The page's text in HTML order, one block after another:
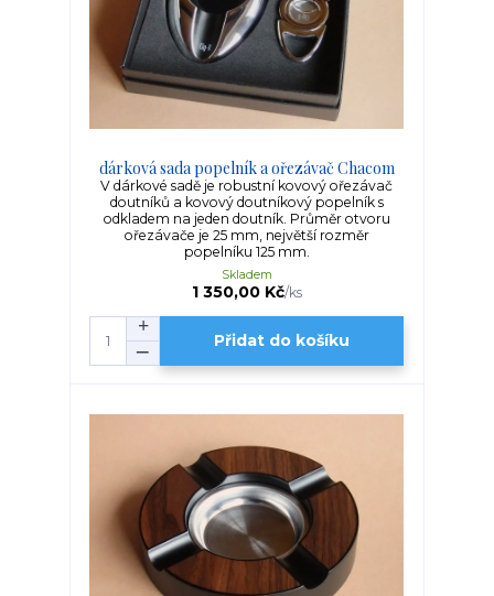
dárková sada popelník a ořezávač Chacom
V dárkové sadě je robustní kovový ořezávač
doutníků a kovový doutníkový popelník s
odkladem na jeden doutník. Průměr otvoru
ořezávače je 25 mm, největší rozměr
popelníku 125 mm.
1 350,00 Kč/ks
Skladem
Přidat do košíku